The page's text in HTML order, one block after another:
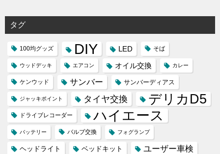
タグ
100均グッズ DIY LED そば
ウッドデッキ エアコン オイル交換 カレー
ケンウッド サンバー サンバーディアス
ジャッキポイント タイヤ交換 デリカD5
ドライブレコーダー ハイエース
バッテリー バルブ交換 フォグランプ
ヘッドライト ベッドキット ユーザー車検